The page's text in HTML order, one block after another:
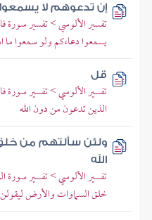
إن تدعوهم لا
تفسير الألوسي > تفسير سورة
يسمعوا دعاءكم ولو سمعوا ما
قل
تفسير الألوسي > تفسير سورة
الذين تدعون من دون الله
ولئن سألتهم من خلق
الله
تفسير الألوسي > تفسير سورة
خلق السماوات والأرض ليقولن